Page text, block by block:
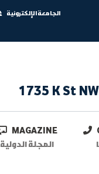
الجامعة الإلكترونية
1735 K St
MAGAZINE
المجلة الدولية